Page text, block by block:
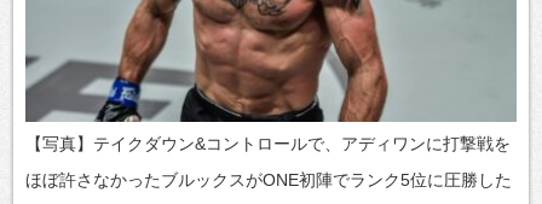
【写真】テイクダウン&コントロールで、アディワンに打撃戦を
ほぼ許さなかったブルックスがONE初陣でランク5位に圧勝した